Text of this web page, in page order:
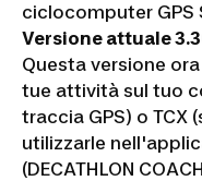
ciclocomputer GPS
Versione attuale
Questa versione
tue attività sul tuo
traccia GPS) o TCX
utilizzarle
(DECATHLON